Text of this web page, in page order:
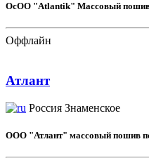
OcOO "Atlantik" Массовый
Оффлайн
Атлант
Россия Знаменское
ООО "Атлант" массовый пошив